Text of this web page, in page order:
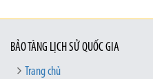
BẢO TÀNG LỊCH SỬ QUỐC GIA
Trang chủ